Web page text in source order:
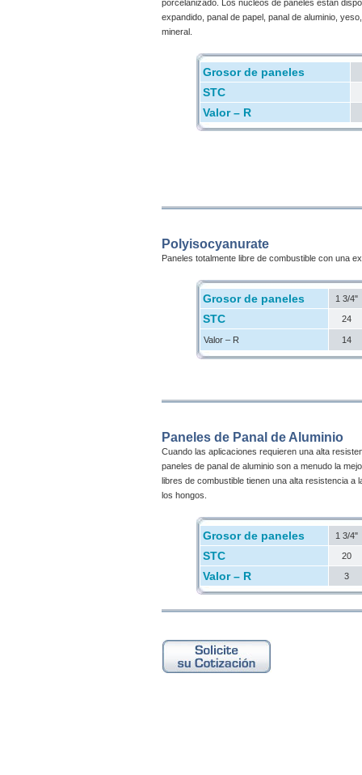
porcelanizado. Los núcleos de paneles están
expandido, panal de papel, panal de aluminio,
mineral.
Grosor de paneles
STC
Valor – R
Polyisocyanurate
Paneles totalmente libre de combustible con una
Grosor de paneles 1 3/4"
STC 24
Valor – R 14
Paneles de Panal de Aluminio
Cuando las aplicaciones requieren una alta
paneles de panal de aluminio son a menudo la
libres de combustible tienen una alta resistencia a
los hongos.
Grosor de paneles 1 3/4"
STC 20
Valor – R 3